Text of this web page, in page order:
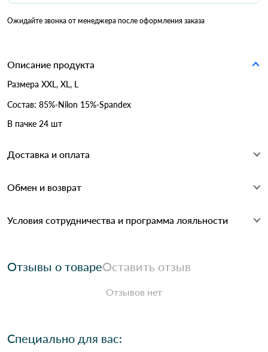
Ожидайте звонка от менеджера после оформления заказа
Описание продукта
Размера XXL, XL, L
Состав: 85%-Nilon 15%-Spandex
В пачке 24 шт
Доставка и оплата
Обмен и возврат
Условия сотрудничества и программа лояльности
Отзывы о товареОставить отзыв
Отзывов нет
Специально для вас: